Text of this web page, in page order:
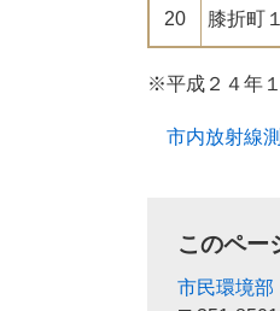
20 膝折町
※平成２４年
市内放射線
このペー
市民環境部